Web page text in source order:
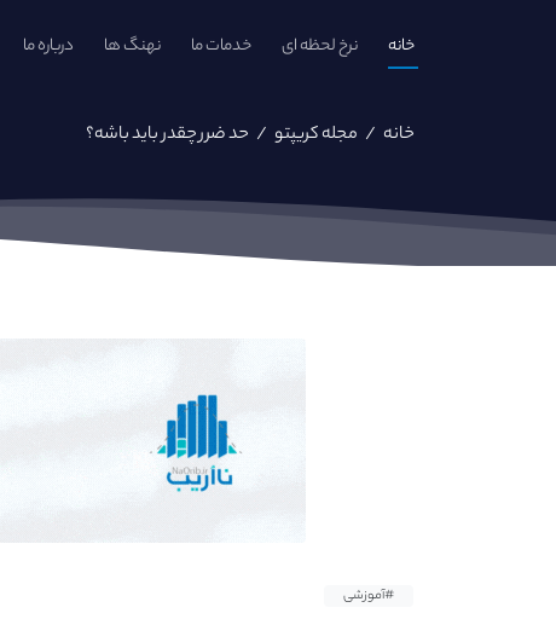
خانه نرخ لحظه ای خدمات ما نهنگ ها درباره ما
خانه / مجله کریپتو / حد ضرر چقدر باید باشه؟
#آموزشی